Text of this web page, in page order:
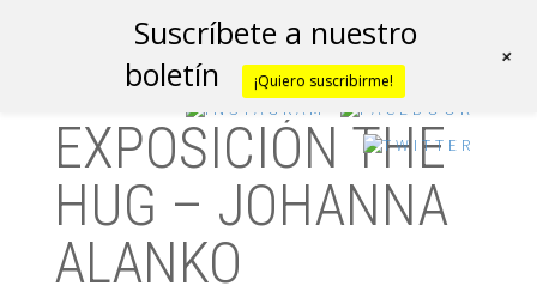
EXPOSICIÓN THE
HUG – JOHANNA
ALANKO
Suscríbete a nuestro
boletín
¡Quiero suscribirme!
+